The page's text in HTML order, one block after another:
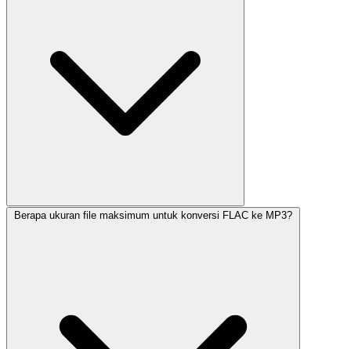
Berapa ukuran file maksimum untuk konversi FLAC ke MP3?